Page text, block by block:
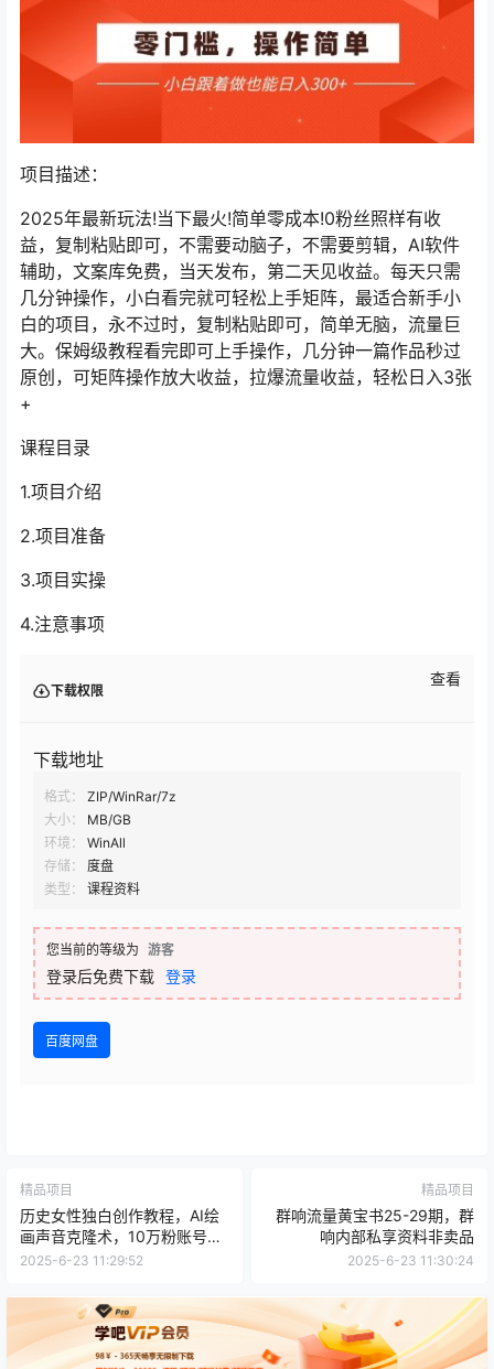
项目描述：
2025年最新玩法!当下最火!简单零成本!0粉丝照样有收
益，复制粘贴即可，不需要动脑子，不需要剪辑，AI软件
辅助，文案库免费，当天发布，第二天见收益。每天只需
几分钟操作，小白看完就可轻松上手矩阵，最适合新手小
白的项目，永不过时，复制粘贴即可，简单无脑，流量巨
大。保姆级教程看完即可上手操作，几分钟一篇作品秒过
原创，可矩阵操作放大收益，拉爆流量收益，轻松日入3张
+
课程目录
1.项目介绍
2.项目准备
3.项目实操
4.注意事项
下载权限
查看
下载地址
格式：
ZIP/WinRar/7z
大小：
MB/GB
环境：
WinAll
存储：
度盘
类型：
课程资料
您当前的等级为 游客
登录后免费下载 登录
百度网盘
精品项目
历史女性独白创作教程，AI绘
画声音克隆术，10万粉账号运
营秘籍
2025-6-23 11:29:52
精品项目
群响流量黄宝书25-29期，群
响内部私享资料非卖品
2025-6-23 11:30:24